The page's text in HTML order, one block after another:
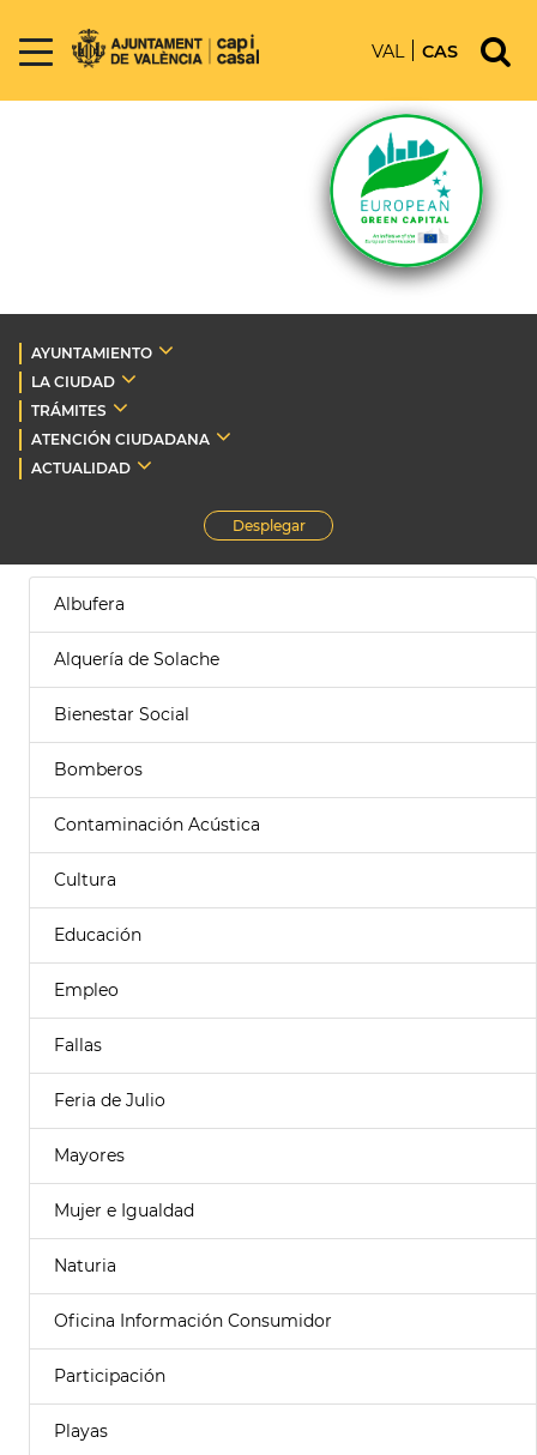
VAL CAS
AYUNTAMIENTO
LA CIUDAD
TRÁMITES
ATENCIÓN CIUDADANA
ACTUALIDAD
Desplegar
Albufera
Alquería de Solache
Bienestar Social
Bomberos
Contaminación Acústica
Cultura
Educación
Empleo
Fallas
Feria de Julio
Mayores
Mujer e Igualdad
Naturia
Oficina Información Consumidor
Participación
Playas